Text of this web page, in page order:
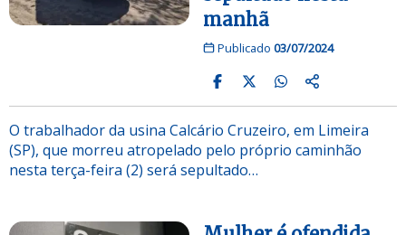
manhã
Publicado 03/07/2024
O trabalhador da usina Calcário Cruzeiro, em Limeira
(SP), que morreu atropelado pelo próprio caminhão
nesta terça-feira (2) será sepultado…